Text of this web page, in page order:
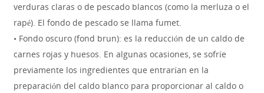
verduras claras o de pescado blancos (como la merluza o el
rapé). El fondo de pescado se llama fumet.
• Fondo oscuro (fond brun): es la reducción de un caldo de
carnes rojas y huesos. En algunas ocasiones, se sofríe
previamente los ingredientes que entrarían en la
preparación del caldo blanco para proporcionar al caldo o